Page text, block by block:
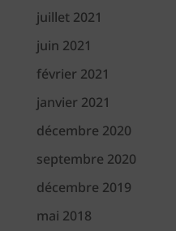
juillet 2021
juin 2021
février 2021
janvier 2021
décembre 2020
septembre 2020
décembre 2019
mai 2018